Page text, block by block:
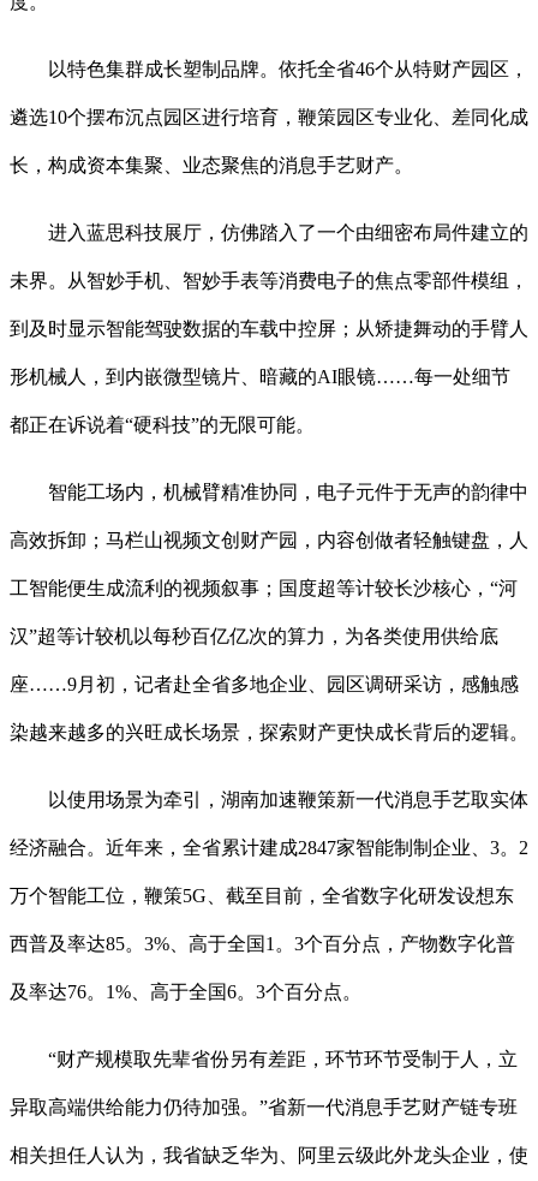
以特色集群成长塑制品牌。依托全省46个从特财产园区，
遴选10个摆布沉点园区进行培育，鞭策园区专业化、差同化成
长，构成资本集聚、业态聚焦的消息手艺财产。
进入蓝思科技展厅，仿佛踏入了一个由细密布局件建立的
未界。从智妙手机、智妙手表等消费电子的焦点零部件模组，
到及时显示智能驾驶数据的车载中控屏；从矫捷舞动的手臂人
形机械人，到内嵌微型镜片、暗藏的AI眼镜……每一处细节
都正在诉说着“硬科技”的无限可能。
智能工场内，机械臂精准协同，电子元件于无声的韵律中
高效拆卸；马栏山视频文创财产园，内容创做者轻触键盘，人
工智能便生成流利的视频叙事；国度超等计较长沙核心，“河
汉”超等计较机以每秒百亿亿次的算力，为各类使用供给底
座……9月初，记者赴全省多地企业、园区调研采访，感触感
染越来越多的兴旺成长场景，探索财产更快成长背后的逻辑。
以使用场景为牵引，湖南加速鞭策新一代消息手艺取实体
经济融合。近年来，全省累计建成2847家智能制制企业、3。2
万个智能工位，鞭策5G、截至目前，全省数字化研发设想东
西普及率达85。3%、高于全国1。3个百分点，产物数字化普
及率达76。1%、高于全国6。3个百分点。
“财产规模取先辈省份另有差距，环节环节受制于人，立
异取高端供给能力仍待加强。”省新一代消息手艺财产链专班
相关担任人认为，我省缺乏华为、阿里云级此外龙头企业，使